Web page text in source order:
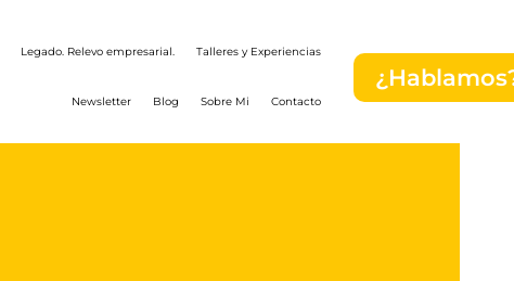
Legado. Relevo empresarial. Talleres y Experiencias
Newsletter Blog Sobre Mi Contacto